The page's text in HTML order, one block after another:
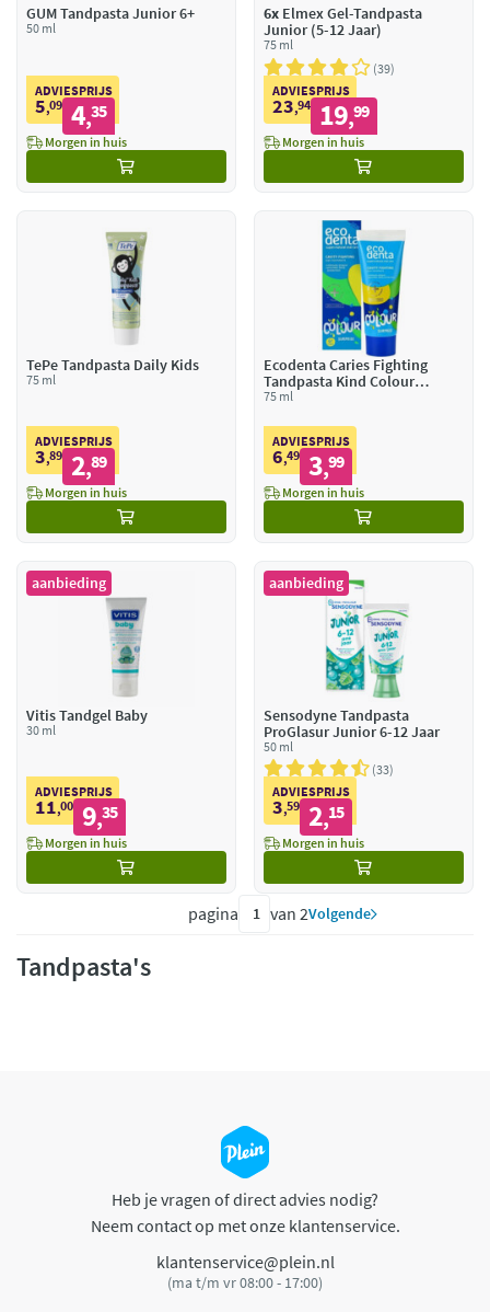
GUM Tandpasta Junior 6+
50 ml
ADVIESPRIJS
5,09 4,35
Morgen in huis
6xElmex Gel-Tandpasta
Junior (5-12 Jaar)
75 ml
39
ADVIESPRIJS
23,94 19,99
Morgen in huis
TePe Tandpasta Daily Kids
75 ml
ADVIESPRIJS
3,89 2,89
Morgen in huis
Ecodenta Caries Fighting
Tandpasta Kind Colour
Suprise
75 ml
ADVIESPRIJS
6,49 3,99
Morgen in huis
aanbieding
Vitis Tandgel Baby
30 ml
ADVIESPRIJS
11,00 9,35
Morgen in huis
aanbieding
Sensodyne Tandpasta
ProGlasur Junior 6-12 Jaar
50 ml
33
ADVIESPRIJS
3,59 2,15
Morgen in huis
pagina van 2Volgende
Tandpasta's
Heb je vragen of direct advies nodig?
Neem contact op met onze klantenservice.
klantenservice@plein.nl
(ma t/m vr 08:00 - 17:00)